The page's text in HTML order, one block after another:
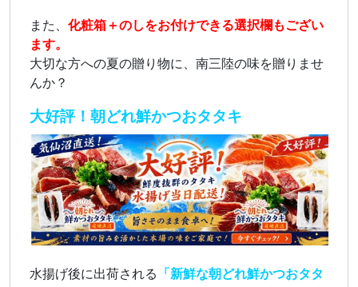
また、 化粧箱＋のしをお付けできる選択欄もござい
ます。
大切な方への夏の贈り物に、南三陸の味を贈りませ
んか？
大好評！朝どれ鮮かつおタタキ
水揚げ後に出荷される
「新鮮な朝どれ鮮かつおタタ